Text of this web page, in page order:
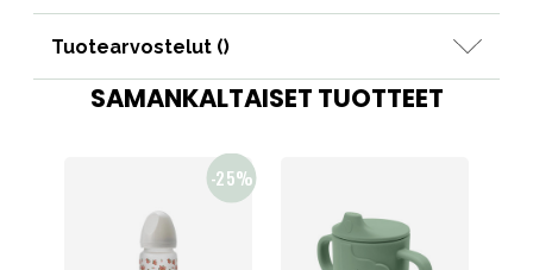
Tuotearvostelut ()
SAMANKALTAISET TUOTTEET